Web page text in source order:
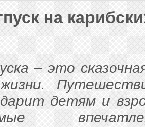
на
– это
детям и